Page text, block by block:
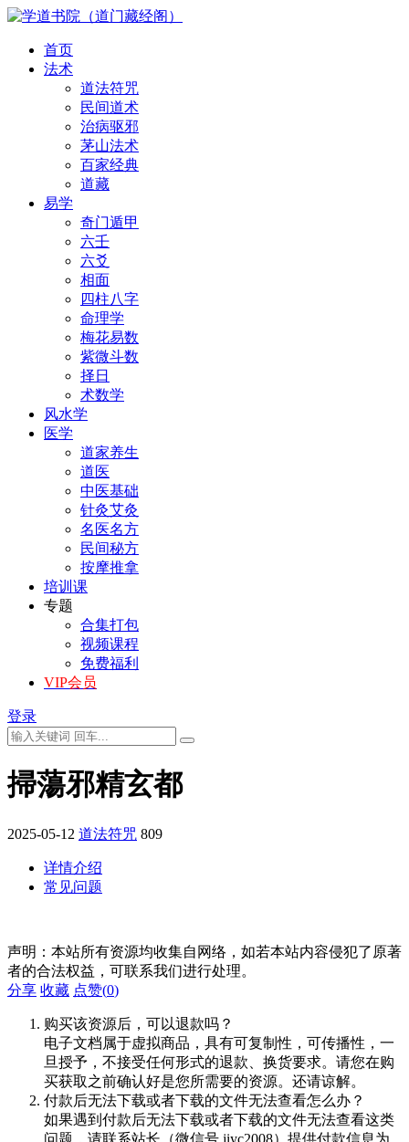
首页
法术
道法符咒
民间道术
治病驱邪
茅山法术
百家经典
道藏
易学
奇门遁甲
六壬
六爻
相面
四柱八字
命理学
梅花易数
紫微斗数
择日
术数学
风水学
医学
道家养生
道医
中医基础
针灸艾灸
名医名方
民间秘方
按摩推拿
培训课
专题
合集打包
视频课程
免费福利
VIP会员
登录
掃蕩邪精玄都
2025-05-12 道法符咒 809
详情介绍
常见问题
声明：本站所有资源均收集自网络，如若本站内容侵犯了原著
者的合法权益，可联系我们进行处理。
分享 收藏 点赞(0)
购买该资源后，可以退款吗？
电子文档属于虚拟商品，具有可复制性，可传播性，一
旦授予，不接受任何形式的退款、换货要求。请您在购
买获取之前确认好是您所需要的资源。还请谅解。
付款后无法下载或者下载的文件无法查看怎么办？
如果遇到付款后无法下载或者下载的文件无法查看这类
问题，请联系站长（微信号 jiyc2008）提供付款信息为